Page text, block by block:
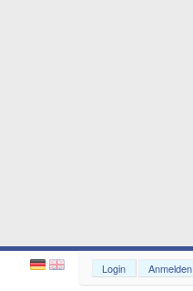
Login Anmelden